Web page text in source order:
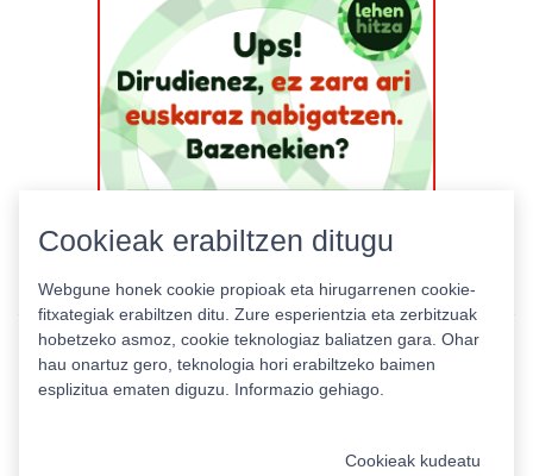
Estatistikak
Cookieak erabiltzen ditugu
Webgune honek cookie propioak eta hirugarrenen cookie-
fitxategiak erabiltzen ditu. Zure esperientzia eta zerbitzuak
hobetzeko asmoz, cookie teknologiaz baliatzen gara. Ohar
hau onartuz gero, teknologia hori erabiltzeko baimen
esplizitua ematen diguzu. Informazio gehiago.
Cookieak kudeatu